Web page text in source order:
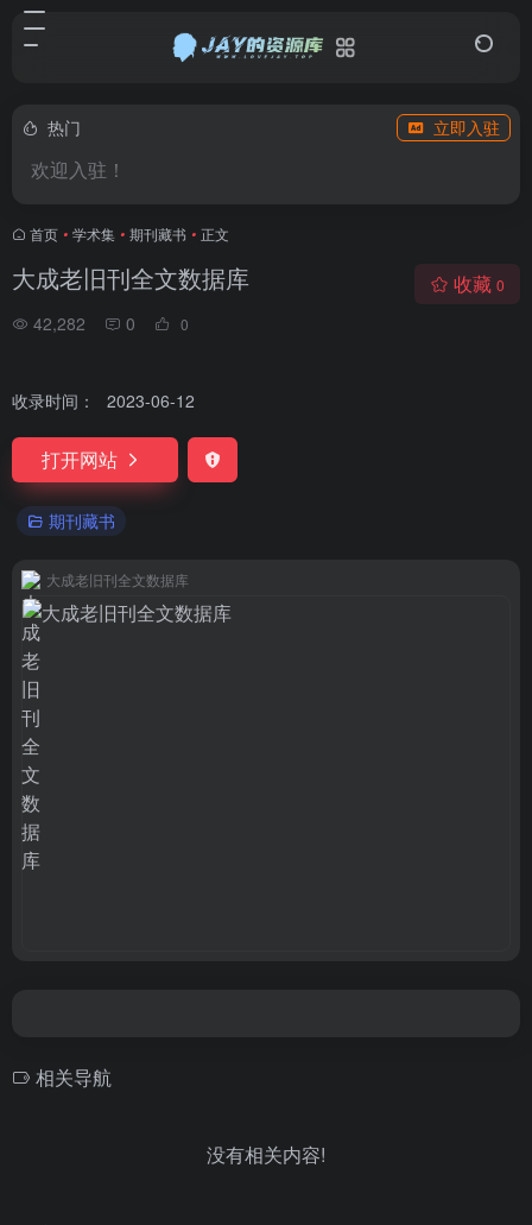
热门 立即入驻
欢迎入驻！
首页 • 学术集 • 期刊藏书 • 正文
大成老旧刊全文数据库
42,282 0 0
收藏 0
收录时间： 2023-06-12
打开网站
期刊藏书
大成老旧刊全文数据库
相关导航
没有相关内容!